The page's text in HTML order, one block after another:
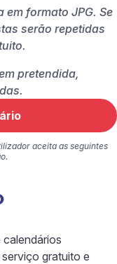
em formato JPG. Se
serão repetidas
pretendida,
aceita as seguintes
gratuito e